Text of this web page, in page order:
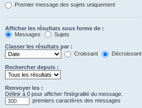
Premier message des sujets uniquement
Afficher les résultats sous forme de :
Messages
Sujets
Classer les résultats par :
Croissant
Décroissant
Rechercher depuis :
Renvoyer les :
Définir à 0 pour afficher l’intégralité du message.
premiers caractères des messages